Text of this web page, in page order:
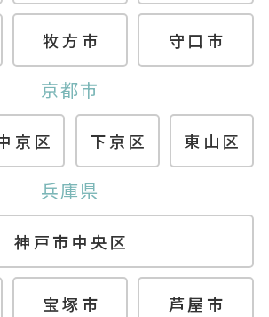
牧方市 守口市
京都市
京区 下京区 東山区
兵庫県
神戸市中央区
宝塚市 芦屋市